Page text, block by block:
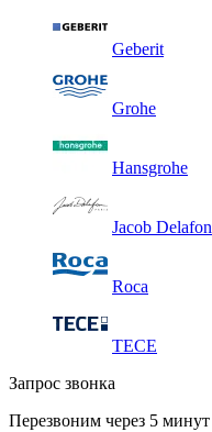
Geberit
Grohe
Hansgrohe
Jacob Delafon
Roca
TECE
Запрос звонка
Перезвоним через 5 минут